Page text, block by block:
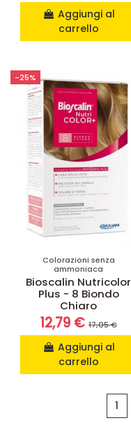
Aggiungi al
carrello
-25%
Colorazioni senza
ammoniaca
Bioscalin Nutricolor
Plus - 8 Biondo
Chiaro
12,79 €17,05 €
Aggiungi al
carrello
1